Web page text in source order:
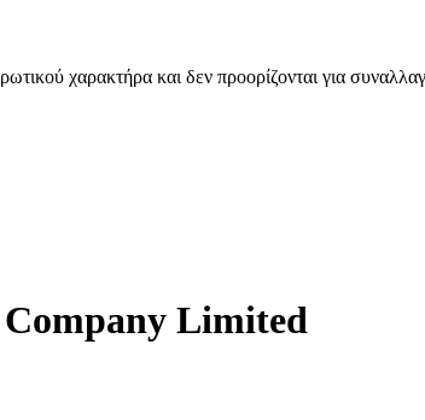
χαρακτήρα και δεν προορίζονται για
Limited